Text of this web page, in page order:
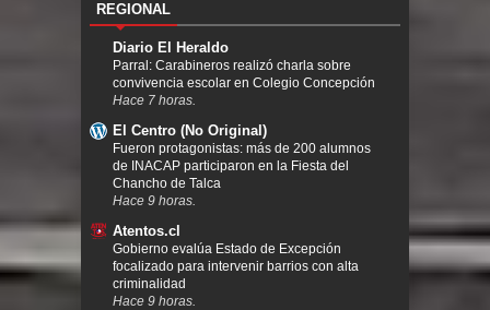
REGIONAL
Diario El Heraldo
Parral: Carabineros realizó charla sobre
convivencia escolar en Colegio Concepción
Hace 7 horas.
El Centro (No Original)
Fueron protagonistas: más de 200 alumnos
de INACAP participaron en la Fiesta del
Chancho de Talca
Hace 9 horas.
Atentos.cl
Gobierno evalúa Estado de Excepción
focalizado para intervenir barrios con alta
criminalidad
Hace 9 horas.